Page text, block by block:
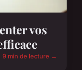
vos
9 min de lecture →